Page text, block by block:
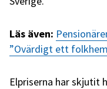
Läs även:
”Ovärdigt ett
Elpriserna har skjutit